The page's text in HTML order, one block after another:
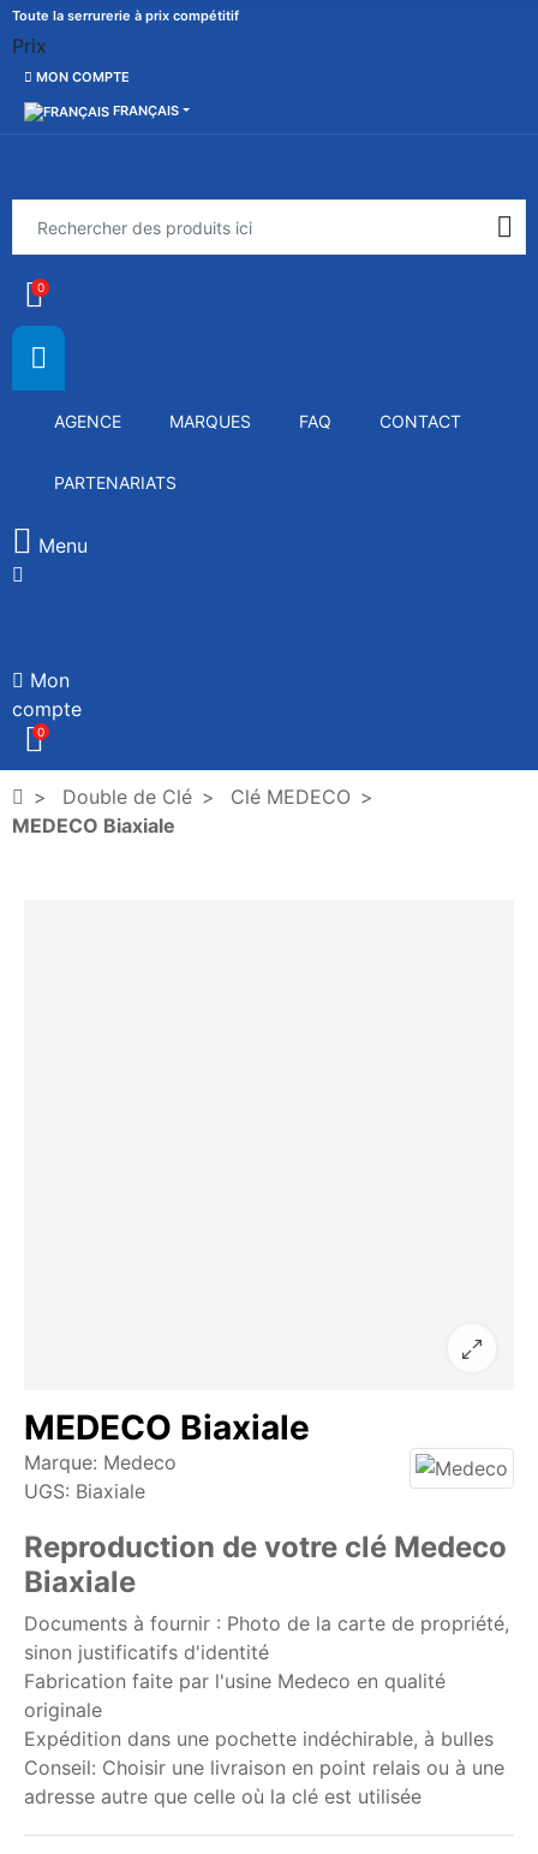
Toute la serrurerie à prix compétitif
Prix
MON COMPTE
FRANÇAIS
0
AGENCE MARQUES FAQ CONTACT
PARTENARIATS
Menu
Mon
compte
0
Double de Clé
Clé MEDECO
MEDECO Biaxiale
MEDECO Biaxiale
Marque: Medeco
UGS: Biaxiale
Reproduction de votre clé Medeco
Biaxiale
Documents à fournir : Photo de la carte de propriété,
sinon justificatifs d'identité
Fabrication faite par l'usine Medeco en qualité
originale
Expédition dans une pochette indéchirable, à bulles
Conseil: Choisir une livraison en point relais ou à une
adresse autre que celle où la clé est utilisée